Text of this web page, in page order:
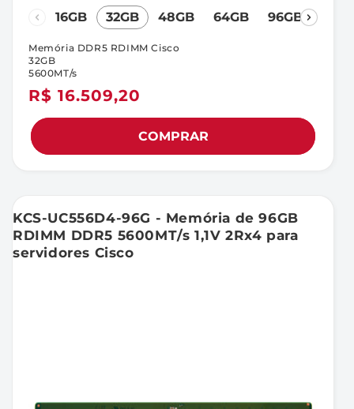
16GB 32GB 48GB 64GB 96GB
Preço
normal
R$ 16.509,20
Memória DDR5 RDIMM Cisco
32GB
5600MT/s
COMPRAR
KCS-UC556D4-96G - Memória de 96GB
RDIMM DDR5 5600MT/s 1,1V 2Rx4 para
servidores Cisco